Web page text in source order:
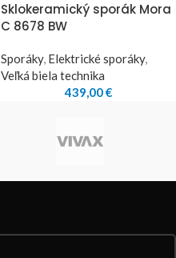
Sklokeramický sporák Mora
C 8678 BW
Sporáky, Elektrické sporáky,
Veľká biela technika
439,00€